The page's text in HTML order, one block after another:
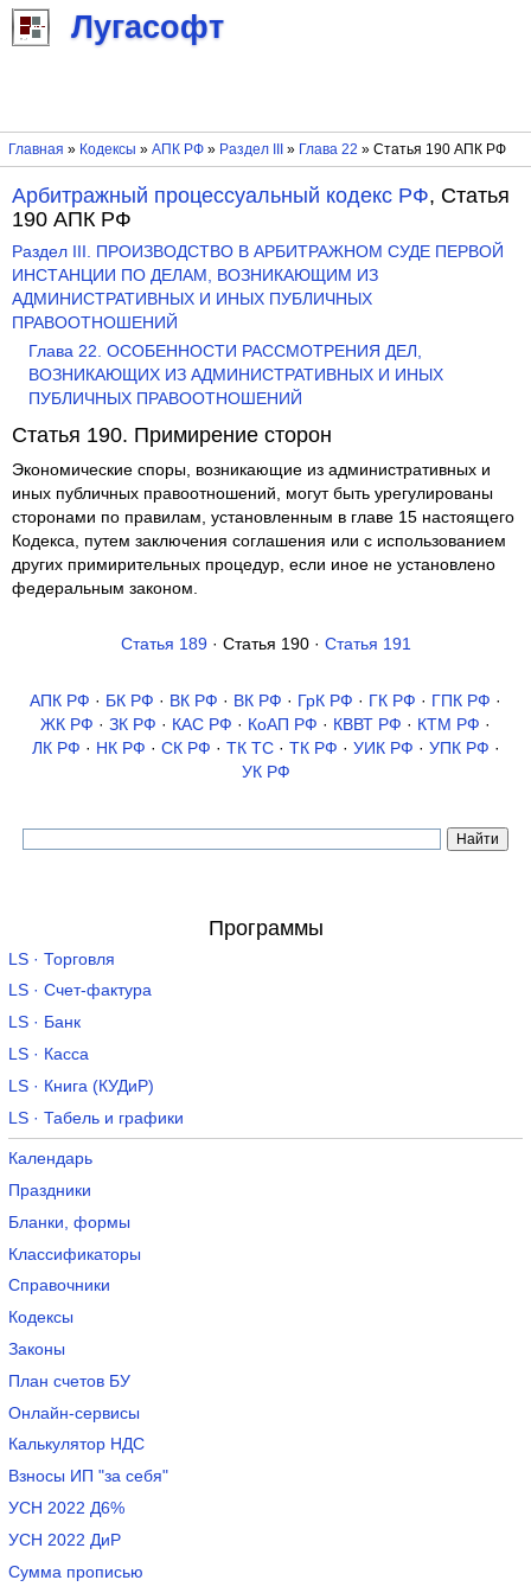
Лугасофт
Главная » Кодексы » АПК РФ» Раздел III » Глава 22 » Статья 190 АПК РФ
Арбитражный процессуальный кодекс РФ, Статья
190 АПК РФ
Раздел III. ПРОИЗВОДСТВО В АРБИТРАЖНОМ СУДЕ ПЕРВОЙ
ИНСТАНЦИИ ПО ДЕЛАМ, ВОЗНИКАЮЩИМ ИЗ
АДМИНИСТРАТИВНЫХ И ИНЫХ ПУБЛИЧНЫХ
ПРАВООТНОШЕНИЙ
Глава 22. ОСОБЕННОСТИ РАССМОТРЕНИЯ ДЕЛ,
ВОЗНИКАЮЩИХ ИЗ АДМИНИСТРАТИВНЫХ И ИНЫХ
ПУБЛИЧНЫХ ПРАВООТНОШЕНИЙ
Статья 190. Примирение сторон
Экономические споры, возникающие из административных и
иных публичных правоотношений, могут быть урегулированы
сторонами по правилам, установленным в главе 15 настоящего
Кодекса, путем заключения соглашения или с использованием
других примирительных процедур, если иное не установлено
федеральным законом.
Статья 189· Статья 190 · Статья 191
АПК РФ · БК РФ · ВК РФ · ВК РФ · ГрК РФ · ГК РФ · ГПК РФ ·
ЖК РФ · ЗК РФ · КАС РФ · КоАП РФ · КВВТ РФ · КТМ РФ ·
ЛК РФ · НК РФ · СК РФ · ТК TC· ТК РФ · УИК РФ · УПК РФ ·
УК РФ
Программы
LS · Торговля
LS · Счет-фактура
LS · Банк
LS · Касса
LS · Книга (КУДиР)
LS · Табель и графики
Календарь
Праздники
Бланки, формы
Классификаторы
Справочники
Кодексы
Законы
План счетов БУ
Онлайн-сервисы
Калькулятор НДС
Взносы ИП "за себя"
УСН 2022 Д6%
УСН 2022 ДиР
Сумма прописью